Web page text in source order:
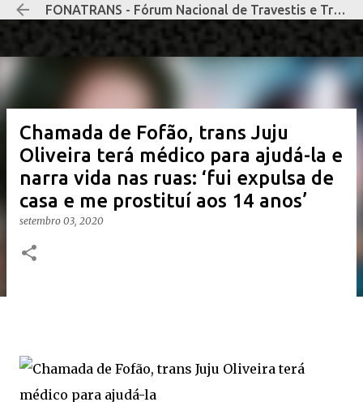
Pular para o conteúdo principal
FONATRANS - Fórum Nacional de Travestis e Transexuais Negras e Negros
Chamada de Fofão, trans Juju
Oliveira terá médico para ajudá-la e
narra vida nas ruas: ‘fui expulsa de
casa e me prostituí aos 14 anos’
setembro 03, 2020